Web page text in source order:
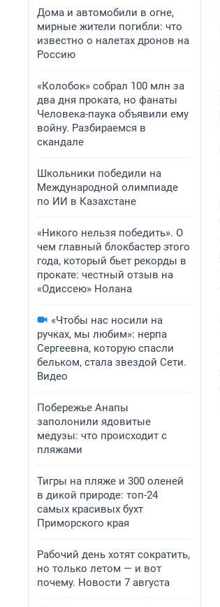
Дома и автомобили в огне,
мирные жители погибли: что
известно о налетах дронов на
Россию
«Колобок» собрал 100 млн за
два дня проката, но фанаты
Человека-паука объявили ему
войну. Разбираемся в
скандале
Школьники победили на
Международной олимпиаде
по ИИ в Казахстане
«Никого нельзя победить». О
чем главный блокбастер этого
года, который бьет рекорды в
прокате: честный отзыв на
«Одиссею» Нолана
«Чтобы нас носили на
ручках, мы любим»: нерпа
Сергеевна, которую спасли
бельком, стала звездой Сети.
Видео
Побережье Анапы
заполонили ядовитые
медузы: что происходит с
пляжами
Тигры на пляже и 300 оленей
в дикой природе: топ-24
самых красивых бухт
Приморского края
Рабочий день хотят сократить,
но только летом — и вот
почему. Новости 7 августа